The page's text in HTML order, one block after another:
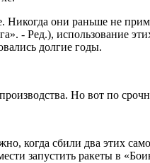
Никогда они раньше не
- Ред.), использование
долгие годы.
Но вот по
когда сбили два этих
запустить ракеты в